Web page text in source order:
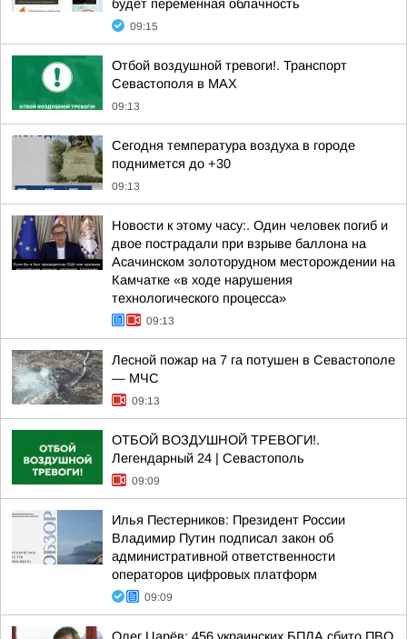
будет переменная облачность
09:15
Отбой воздушной тревоги!. Транспорт
Севастополя в MAX
09:13
Сегодня температура воздуха в городе
поднимется до +30
09:13
Новости к этому часу:. Один человек погиб и
двое пострадали при взрыве баллона на
Асачинском золоторудном месторождении на
Камчатке «в ходе нарушения
технологического процесса»
09:13
Лесной пожар на 7 га потушен в Севастополе
— МЧС
09:13
ОТБОЙ ВОЗДУШНОЙ ТРЕВОГИ!.
Легендарный 24 | Севастополь
09:09
Илья Пестерников: Президент России
Владимир Путин подписал закон об
административной ответственности
операторов цифровых платформ
09:09